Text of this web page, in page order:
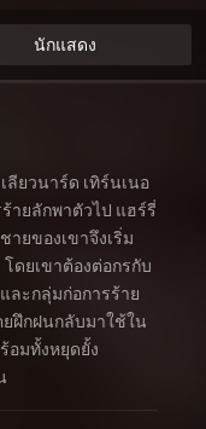
นักแสดง
ลียวนาร์ด เทิร์นเนอ
ายลักพาตัวไป แฮร์รี่
ายของเขาจึงเริ่ม
ดยเขาต้องต่อกรกับ
ละกลุ่มก่อการร้าย
ฝึกฝนกลับมาใช้ใน
อมทั้งหยุดยั้ง